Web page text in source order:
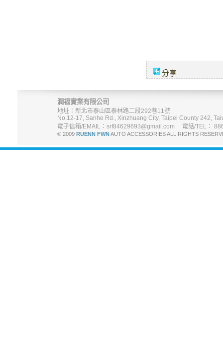
分享
潤福實業有限公司
地址：新北市泰山區泰林路二段292巷11號
No.12-17, Sanhe Rd., Xinzhuang City, Taipei County 242,
電子信箱/EMAIL：srf84629693@gmail.com 電話/TEL：
© 2009 RUENN FWNAUTO ACCESSORIES ALL RIGHTS